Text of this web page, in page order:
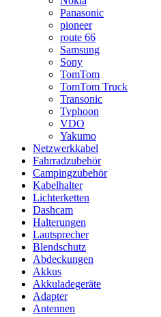
Panasonic
pioneer
route 66
Samsung
Sony
TomTom
TomTom Truck
Transonic
Typhoon
VDO
Yakumo
Netzwerkkabel
Fahrradzubehör
Campingzubehör
Kabelhalter
Lichterketten
Dashcam
Halterungen
Lautsprecher
Blendschutz
Abdeckungen
Akkus
Akkuladegeräte
Adapter
Antennen